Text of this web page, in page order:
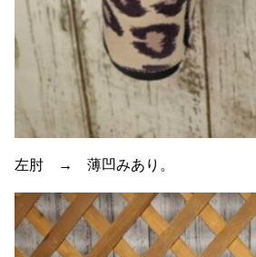
左肘 → 薄凹みあり。